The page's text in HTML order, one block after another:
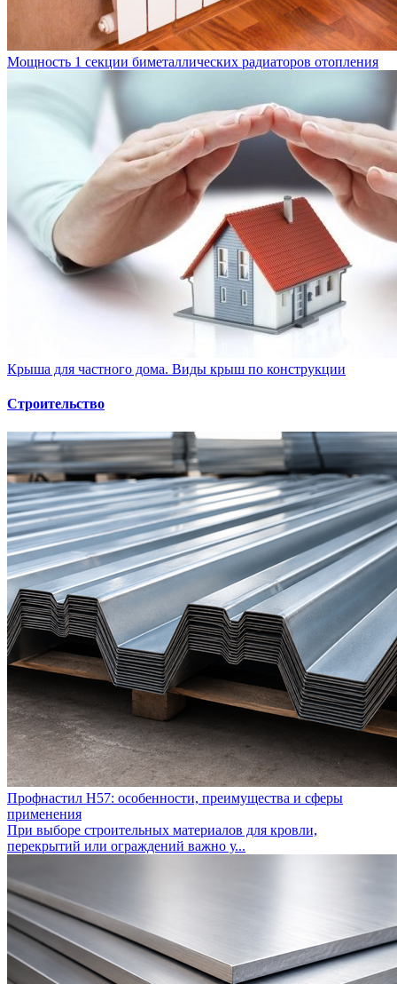
Мощность 1 секции биметаллических радиаторов отопления
Крыша для частного дома. Виды крыш по конструкции
Строительство
Профнастил Н57: особенности, преимущества и сферы
применения
При выборе строительных материалов для кровли,
перекрытий или ограждений важно у...